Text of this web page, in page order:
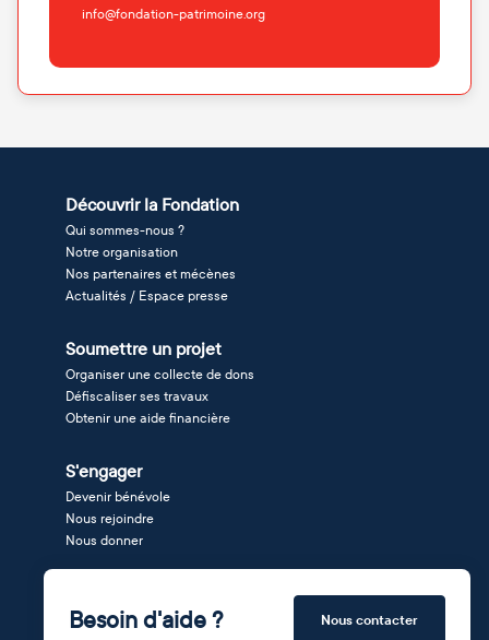
info@fondation-patrimoine.org
Découvrir la Fondation
Qui sommes-nous ?
Notre organisation
Nos partenaires et mécènes
Actualités / Espace presse
Soumettre un projet
Organiser une collecte de dons
Défiscaliser ses travaux
Obtenir une aide financière
S'engager
Devenir bénévole
Nous rejoindre
Nous donner
Besoin d'aide ? Nous contacter